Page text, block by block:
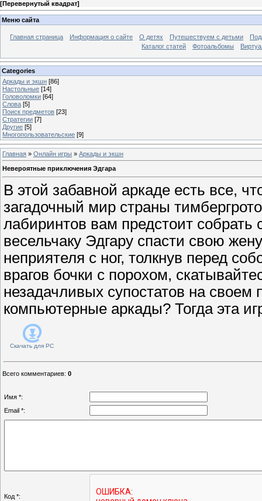
[Перевернутый квадрат]
Меню сайта
Главная страница Информация о сайте О детях Путешествуем с детьми
Каталог статей
Фотоальбомы
Categories
Аркады и экшн [86]
Настольные [14]
Головоломки [64]
Слова [5]
Поиск предметов [23]
Стратегии [7]
Другие [5]
Многопользовательские [9]
Главная » Онлайн игры » Аркады и экшн
Невероятные приключения Эдгара
В этой забавной аркаде есть все,
загадочный мир страны
лабиринтов вам предстоит
весельчаку Эдгару спасти свою
неприятеля с ног, толкнув перед
врагов бочки с порохом,
незадачливых супостатов на
компьютерные аркады? Тогда эта
Скачать для PC
Всего комментариев: 0
Имя *:
Email *:
Код *: